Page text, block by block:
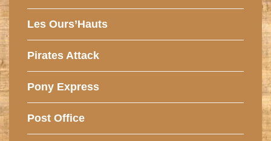
Les Ours’Hauts
Pirates Attack
Pony Express
Post Office